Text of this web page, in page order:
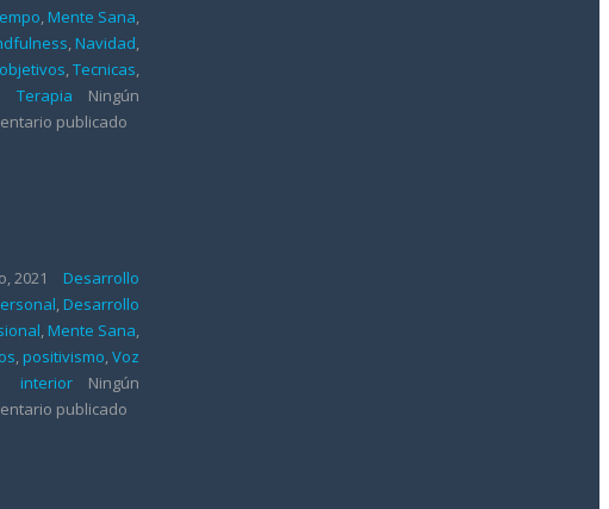
, Mente Sana,
, Navidad,
objetivos,Tecnicas,
Terapia
Ningún
publicado
2021
Desarrollo
, Desarrollo
, Mente Sana,
, positivismo,Voz
interior
Ningún
publicado